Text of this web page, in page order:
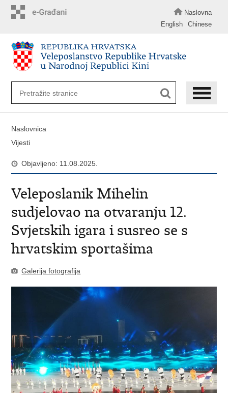
Naslovna
English
Chinese
Naslovnica
Vijesti
Objavljeno: 11.08.2025.
Veleposlanik Mihelin
sudjelovao na otvaranju 12.
Svjetskih igara i susreo se s
hrvatskim sportašima
Galerija fotografija